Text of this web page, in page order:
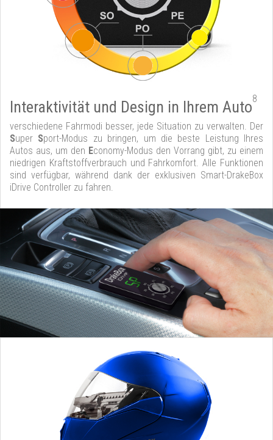
Interaktivität und Design in Ihrem Auto8
verschiedene Fahrmodi besser, jede Situation zu verwalten. Der
Super Sport-Modus zu bringen, um die beste Leistung Ihres
Autos aus, um den Economy-Modus den Vorrang gibt, zu einem
niedrigen Kraftstoffverbrauch und Fahrkomfort. Alle Funktionen
sind verfügbar, während dank der exklusiven Smart-DrakeBox
iDrive Controller zu fahren.